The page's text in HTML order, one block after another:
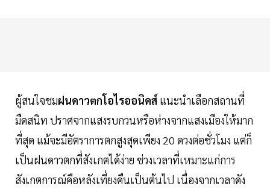
ผู้สนใจชมฝนดาวตกโอไรออนิดส์ แนะนำเลือกสถานที่
มืดสนิท ปราศจากแสงรบกวนหรือห่างจากแสงเมืองให้มาก
ที่สุด แม้จะมีอัตราการตกสูงสุดเพียง 20 ดวงต่อชั่วโมง แต่ก็
เป็นฝนดาวตกที่สังเกตได้ง่าย ช่วงเวลาที่เหมาะแก่การ
สังเกตการณ์คือหลังเที่ยงคืนเป็นต้นไป เนื่องจากเวลาดัง